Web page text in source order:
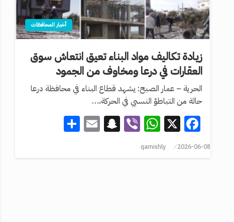
أخبار المحافظات
زيادة تكاليف مواد البناء تعيق انتعاش سوق
العقارات في درعا ومخاوف من الجمود
الحرية – عمار الصبح: يشهد قطاع البناء في محافظة درعا
حالة من التباطؤ النسبي في الحركة،…
Facebook
X
WhatsApp
Viber
Snapchat
Email
2026-06-08
qamishly